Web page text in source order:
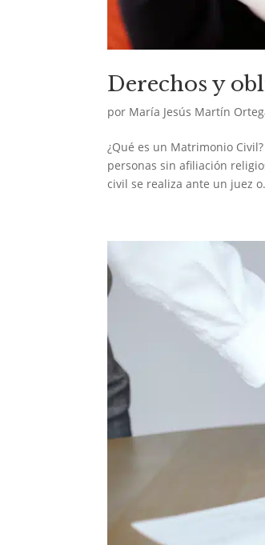
Derechos y
por María Jesús Martín
¿Qué es un Matrimonio
personas sin afiliación
civil se realiza ante un juez